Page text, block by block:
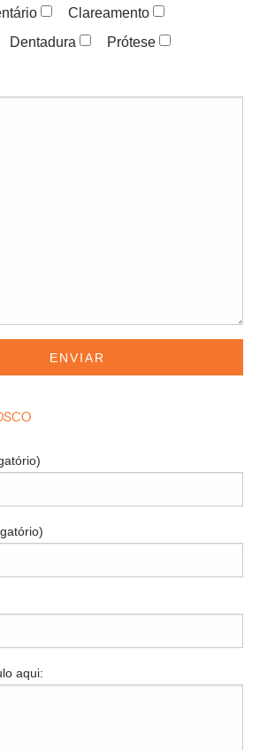
Clareamento
Dentadura Prótese
aqui: